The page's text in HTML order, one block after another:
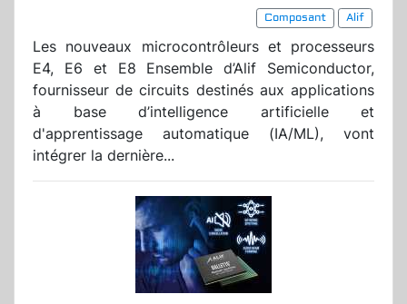
Composant
Alif
Les nouveaux microcontrôleurs et processeurs
E4, E6 et E8 Ensemble d’Alif Semiconductor,
fournisseur de circuits destinés aux applications
à base d’intelligence artificielle et
d'apprentissage automatique (IA/ML), vont
intégrer la dernière...